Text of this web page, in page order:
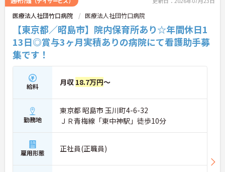
医療法人社団竹口病院 医療法人社団竹口病院
【東京都／昭島市】院内保育所あり☆年間休日1
13日◎賞与3ヶ月実積ありの病院にて看護助手募
集です！
給料 月収 18.7万円～
勤務地
東京都 昭島市 玉川町4-6-32
ＪＲ青梅線「東中神駅」徒歩10分
雇用形態 正社員(正職員)